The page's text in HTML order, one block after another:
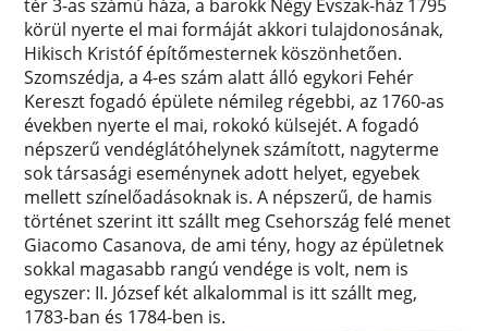
tér 3-as számú háza, a barokk Négy Évszak-ház 1795
körül nyerte el mai formáját akkori tulajdonosának,
Hikisch Kristóf építőmesternek köszönhetően.
Szomszédja, a 4-es szám alatt álló egykori Fehér
Kereszt fogadó épülete némileg régebbi, az 1760-as
években nyerte el mai, rokokó külsejét. A fogadó
népszerű vendéglátóhelynek számított, nagyterme
sok társasági eseménynek adott helyet, egyebek
mellett színelőadásoknak is. A népszerű, de hamis
történet szerint itt szállt meg Csehország felé menet
Giacomo Casanova, de ami tény, hogy az épületnek
sokkal magasabb rangú vendége is volt, nem is
egyszer: II. József két alkalommal is itt szállt meg,
1783-ban és 1784-ben is.